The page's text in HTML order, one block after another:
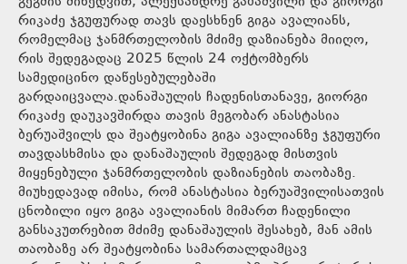
რიკაძე ჯგუფურად თავს დაესხნენ გიგა ავალიანს,
რომელმაც ჯანმრთელობის მძიმე დაზიანება მიიღო,
რის შედეგადაც 2025 წლის 24 ოქტომბერს
სამედიცინო დაწესებულებაში
გარდაიცვალა.დანაშაულის ჩადენისთანავე, გიორგი
რიკაძე დაუკავშირდა თავის მეგობარ ანასტასია
ბერუაშვილს და შეატყობინა გიგა ავალიანზე ჯგუფური
თავდასხმისა და დანაშაულის შედეგად მისთვის
მიყენებული ჯანმრთელობის დაზიანების თაობაზე.
მიუხედავად იმისა, რომ ანასტასია ბერუაშვილისათვის
ცნობილი იყო გიგა ავალიანის მიმართ ჩადენილი
განსაკუთრებით მძიმე დანაშაულის შესახებ, მან ამის
თაობაზე არ შეატყობინა სამართალდამცავ